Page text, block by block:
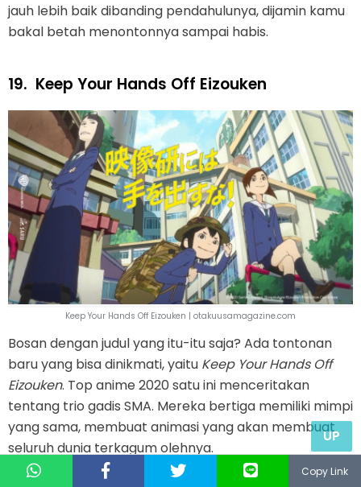
Copy Link
jauh lebih baik dibanding pendahulunya, dijamin kamu
bakal betah menontonnya sampai habis.
19. Keep Your Hands Off Eizouken
Keep Your Hands Off Eizouken | otakuusamagazine.com
Bosan dengan judul yang itu-itu saja? Ada tontonan
baru yang bisa dinikmati, yaitu Keep Your Hands Off
Eizouken. Top anime 2020 satu ini menceritakan
tentang trio gadis SMA. Mereka bertiga memiliki mimpi
yang sama, membuat animasi yang akan membuat
seluruh dunia terkagum olehnya.
UP